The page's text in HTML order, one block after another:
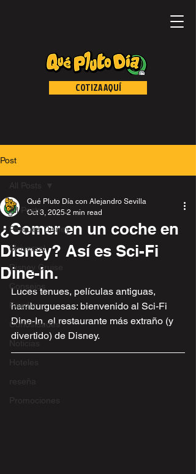
COTIZA AQUÍ
Post
All Posts
Parques Disney
Universal
Disney Cruise
Consejos
Foodie
Curiosidades
Noticias
Hoteles
reseña
Promociones
All Posts
¿Comer en un coche en
Disney? Así es Sci-Fi
Dine-In.
Qué Pluto Día con Alejandro Sevilla
Oct 3, 2025 2 min read
Luces tenues, películas antiguas,
hamburguesas: bienvenido al Sci-Fi
Dine-In, el restaurante más extraño (y
divertido) de Disney.